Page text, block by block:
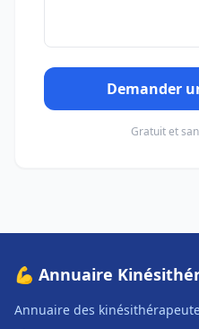
Demander
Gratuit et
💪 Annuaire
Annuaire des